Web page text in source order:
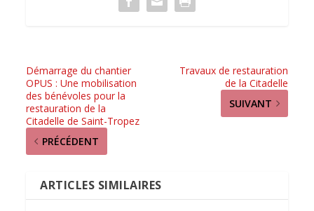
Démarrage du chantier
OPUS : Une mobilisation
des bénévoles pour la
restauration de la
Citadelle de Saint-Tropez
PRÉCÉDENT
Travaux de restauration
de la Citadelle
SUIVANT
ARTICLES SIMILAIRES